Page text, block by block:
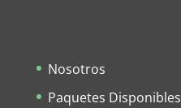
Nosotros
Paquetes Disponibles